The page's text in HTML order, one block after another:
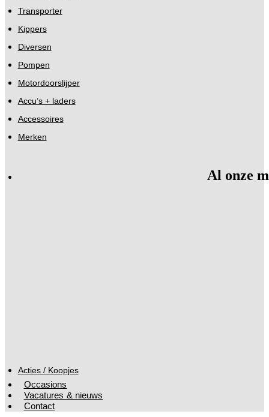
Transporter
Kippers
Diversen
Pompen
Motordoorslijper
Accu’s + laders
Accessoires
Merken
Al onze
Acties / Koopjes
Occasions
Vacatures & nieuws
Contact